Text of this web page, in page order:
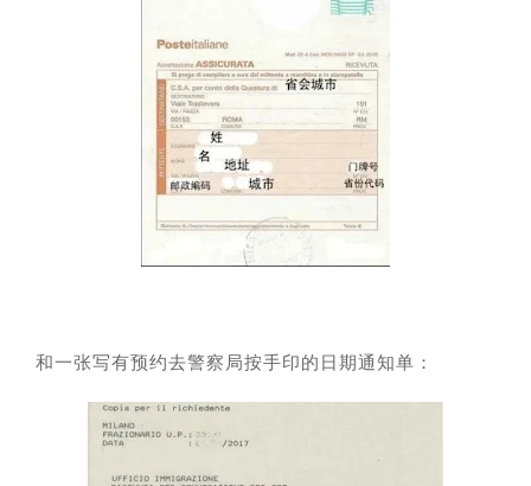
和一张写有预约去警察局按手印的日期通知单：